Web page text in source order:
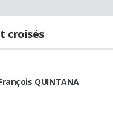
croisés
QUINTANA